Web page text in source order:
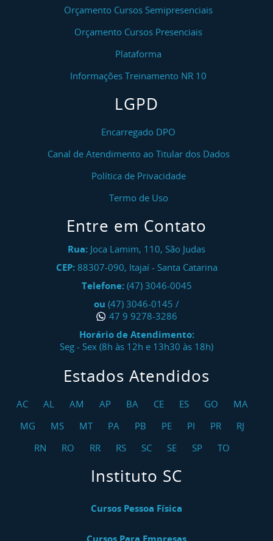
Orçamento Cursos Semipresenciais
Orçamento Cursos Presenciais
Plataforma
Informações Treinamento NR 10
LGPD
Encarregado DPO
Canal de Atendimento ao Titular dos Dados
Política de Privacidade
Termo de Uso
Entre em Contato
Rua: Joca Lamim, 110, São Judas
CEP: 88307-090, Itajaí- Santa Catarina
Telefone: (47) 3046-0045
ou (47) 3046-0145 /
47 9 9278-3286
Horário de Atendimento:
Seg - Sex (8h às 12h e 13h30 às 18h)
Estados Atendidos
AC AL AM AP BA CE ES GO
MA
MG
MS MT PA PB PE PI PR
RJ
RN
RO RR RS SC SE SP TO
Instituto SC
Cursos Pessoa Física
Cursos Para Empresas